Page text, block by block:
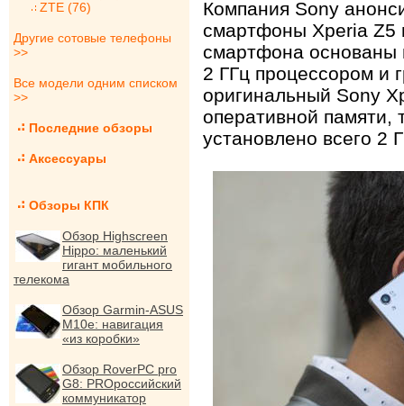
ZTE (76)
Другие сотовые телефоны
>>
Все модели одним списком
>>
Последние обзоры
Аксессуары
Обзоры КПК
Обзор Highscreen
Hippo: маленький
гигант мобильного
телекома
Обзор Garmin-ASUS
M10e: навигация
«из коробки»
Обзор RoverPC pro
G8: PROроссийский
коммуникатор
Компания Sony
смартфоны Xperia Z5
смартфона основаны
2 ГГц процессором и
оригинальный Sony
оперативной памяти,
установлено всего 2